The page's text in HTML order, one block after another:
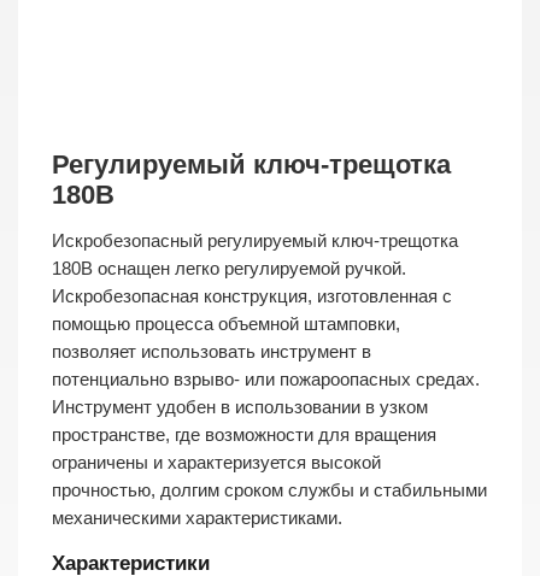
Регулируемый ключ-трещотка
180B
Искробезопасный регулируемый ключ-трещотка
180B оснащен легко регулируемой ручкой.
Искробезопасная конструкция, изготовленная с
помощью процесса объемной штамповки,
позволяет использовать инструмент в
потенциально взрыво- или пожароопасных средах.
Инструмент удобен в использовании в узком
пространстве, где возможности для вращения
ограничены и характеризуется высокой
прочностью, долгим сроком службы и стабильными
механическими характеристиками.
Характеристики